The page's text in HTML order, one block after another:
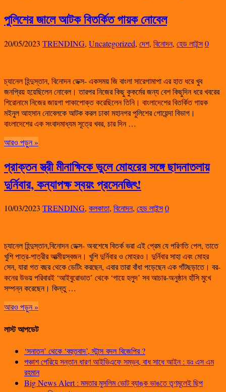
পুলিশের জালে আটক বিতর্কিত গায়ক নোবেল
20/05/2023 TRENDING, Uncategorized, দেশ, বিনোদন, হেড লাইন্স0
চ্যানেল হিন্দুস্তান, বিনোদন ডেক্স- একসময় জি বাংলা সারেগামাপা এর হাত ধরে খুব
জনপ্রিয় হয়েছিলেন নোবেল। তারপর নিজের কিছু কুকর্মের জন্য বেশ কিছুদিন ধরে খবরের
শিরোনামে নিজের জায়গা পাকাপোক্ত করেছিলেন তিনি। বাংলাদেশের বিতর্কিত গায়ক
মইনুল আহসান নোবেলকে আটক করল ঢাকা মহানগর পুলিশের গোয়েন্দা বিভাগ।
বাংলাদেশের এক সংবাদমাধ্যম সূত্রে খবর, চার দিন …
আরও পড়ুন »
প্রাক্তন স্ত্রী মীনাক্ষিকে ভুলে মোহরের সঙ্গে ছাদনাতলায়
দুর্নিবার, কন্যাপক্ষ স্বয়ং প্রসেনজিৎ!
10/03/2023 TRENDING, কলকাতা, বিনোদন, হেড লাইন্স0
চ্যানেল হিন্দুস্তান,বিনোদন ডেক্স- অবশেষে বিতর্ক ভরা এই প্রেম যে পরিণতি পেল, তাতে
খুশি পাত্র-পাত্রীর আত্মীয়স্বজন। খুশি দুর্নিবার ও মোহরও। দুর্নিবার সাহা এবং মোহর
সেন, যারা গত বছর থেকে ডেটিং করছেন, এবার তারা বাঁধা পড়েছেন এক গাঁটছড়াতে। বর-
কনের উভয় পরিবারই ‘আইবুরোভাত’ থেকে ‘গায়ে হলুদ’ সব আচার-অনুষ্ঠান হাঁসি মুখে
সম্পন্ন করেছেন। কিন্তু …
আরও পড়ুন »
লাস্ট আপডেট
‘সনাতন’ থেকে ‘বহুতবাদ’, স্টান্স বদল বিজেপির ?
পঞ্চাশ পেরিয়ে সন্তান ধারণ আইভিএফে সম্ভব, বাধ সাধে আইন : ডঃ এস এম
রহমান
Big News Alert : মমতার মুসলিম ভোট ব্যাঙ্ক ভাঙতে তৃণমূলেই ছিপ